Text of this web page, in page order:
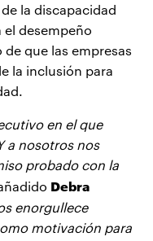
la discapacidad
desempeño
que las empresas
la inclusión para
en el que
a nosotros nos
probado con la
Debra
enorgullece
motivación para